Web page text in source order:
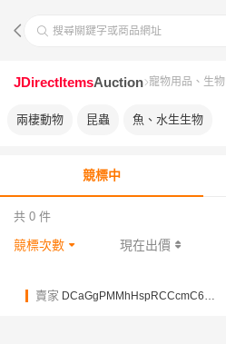
搜尋關鍵字或商品網址
JDirectItemsAuction 寵物用品、生物
兩棲動物 昆蟲 魚、水生生物
競標中
共 0 件
競標次數 現在出價
賣家 DCaGgPMMhHspRCCcmC6N5Ln4gzgLr